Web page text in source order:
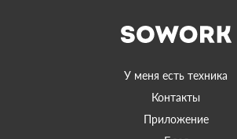
У меня есть техника
Контакты
Приложение